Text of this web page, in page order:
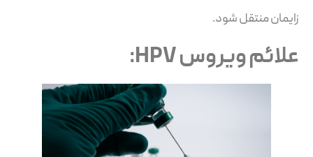
زایمان منتقل شود.
علائم ویروس HPV: